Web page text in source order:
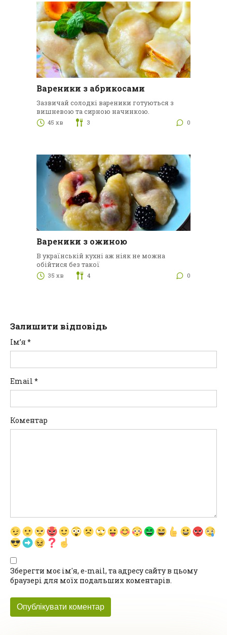
Вареники з абрикосами
Зазвичай солодкі вареники готуються з
вишневою та сирною начинкою.
45 хв 3 0
Вареники з ожиною
В українській кухні аж ніяк не можна
обійтися без такої
35 хв 4 0
Залишити відповідь
Ім’я *
Email *
Коментар
Зберегти моє ім'я, e-mail, та адресу сайту в цьому
браузері для моїх подальших коментарів.